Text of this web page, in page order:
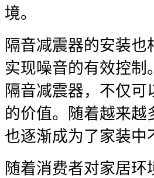
境。
隔音减震器的安装
实现噪音的有效控制
隔音减震器，不仅
的价值。随着越来
也逐渐成为了家装中
随着消费者对家居